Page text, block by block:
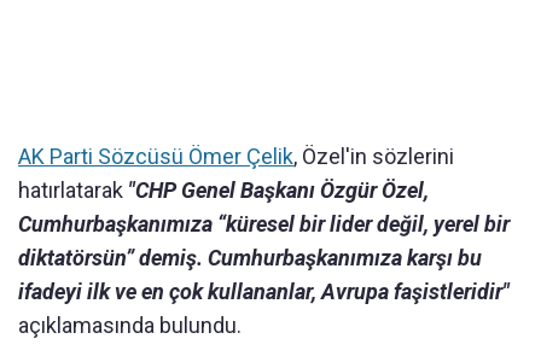
AK Parti Sözcüsü Ömer Çelik, Özel'in sözlerini
hatırlatarak "CHP Genel Başkanı Özgür Özel,
Cumhurbaşkanımıza “küresel bir lider değil, yerel bir
diktatörsün” demiş. Cumhurbaşkanımıza karşı bu
ifadeyi ilk ve en çok kullananlar, Avrupa faşistleridir"
açıklamasında bulundu.